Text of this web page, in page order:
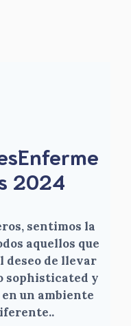
2024
sentimos la
aquellos que
deseo de llevar
sophisticated y
un ambiente
.